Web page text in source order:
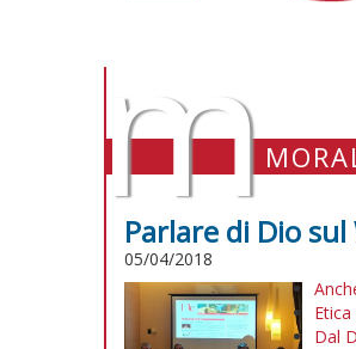
m
Parlare di Dio
05/04/2018
Dal